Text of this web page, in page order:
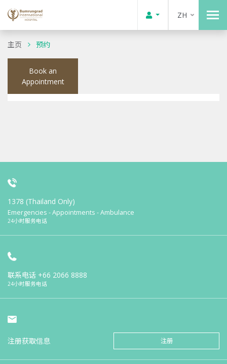
ZH
主页 预约
Book an
Appointment
1378 (Thailand Only)
Emergencies - Appointments - Ambulance
24小时服务电话
联系电话 +66 2066 8888
24小时服务电话
注册获取信息 注册